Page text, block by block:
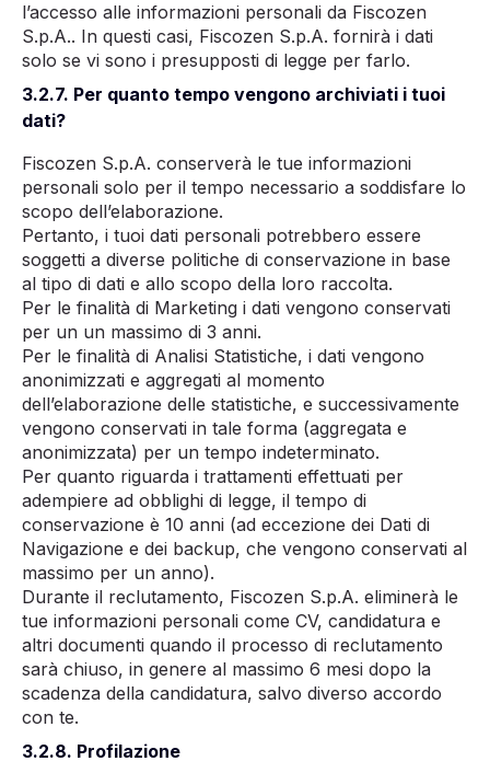
l’accesso alle informazioni personali da Fiscozen
S.p.A.. In questi casi, Fiscozen S.p.A. fornirà i dati
solo se vi sono i presupposti di legge per farlo.
3.2.7. Per quanto tempo vengono archiviati i tuoi
dati?
Fiscozen S.p.A. conserverà le tue informazioni
personali solo per il tempo necessario a soddisfare lo
scopo dell’elaborazione.
Pertanto, i tuoi dati personali potrebbero essere
soggetti a diverse politiche di conservazione in base
al tipo di dati e allo scopo della loro raccolta.
Per le finalità di Marketing i dati vengono conservati
per un un massimo di 3 anni.
Per le finalità di Analisi Statistiche, i dati vengono
anonimizzati e aggregati al momento
dell’elaborazione delle statistiche, e successivamente
vengono conservati in tale forma (aggregata e
anonimizzata) per un tempo indeterminato.
Per quanto riguarda i trattamenti effettuati per
adempiere ad obblighi di legge, il tempo di
conservazione è 10 anni (ad eccezione dei Dati di
Navigazione e dei backup, che vengono conservati al
massimo per un anno).
Durante il reclutamento, Fiscozen S.p.A. eliminerà le
tue informazioni personali come CV, candidatura e
altri documenti quando il processo di reclutamento
sarà chiuso, in genere al massimo 6 mesi dopo la
scadenza della candidatura, salvo diverso accordo
con te.
3.2.8. Profilazione